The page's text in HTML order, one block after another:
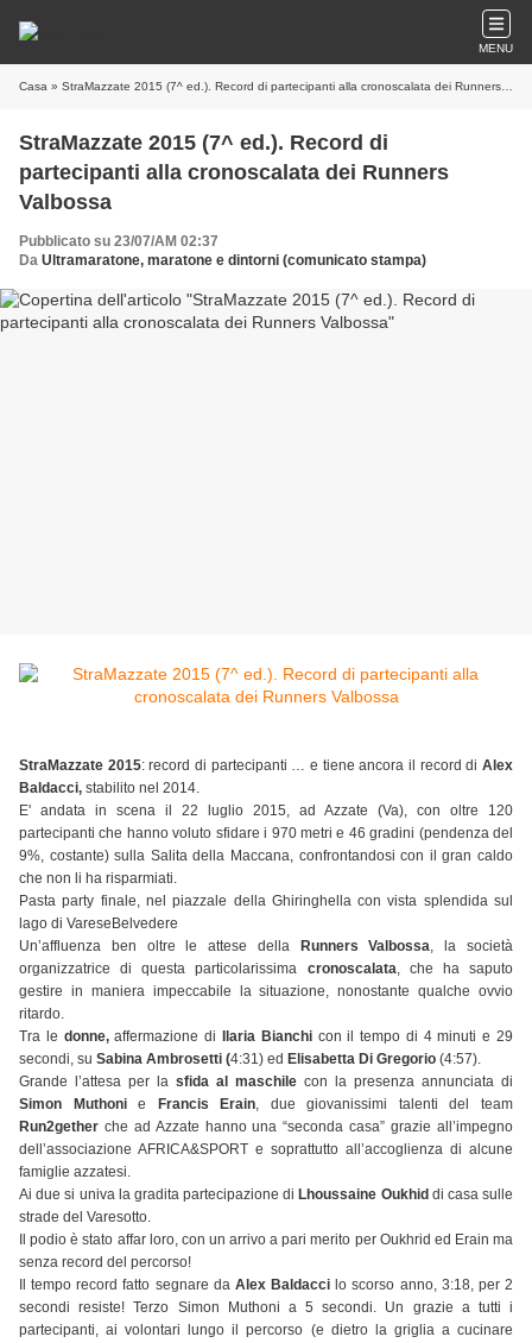
MENU
Casa » StraMazzate 2015 (7^ ed.). Record di partecipanti alla cronoscalata dei Runners Valbossa
StraMazzate 2015 (7^ ed.). Record di
partecipanti alla cronoscalata dei Runners
Valbossa
Pubblicato su 23/07/AM 02:37
Da Ultramaratone, maratone e dintorni (comunicato stampa)
StraMazzate 2015: record di partecipanti … e tiene ancora il record diAlex
Baldacci, stabilito nel 2014.
E' andata in scena il 22 luglio 2015, ad Azzate (Va), con oltre 120
partecipanti che hanno voluto sfidare i 970 metri e 46 gradini (pendenza del
9%, costante) sulla Salita della Maccana, confrontandosi con il gran caldo
che non li ha risparmiati.
Pasta party finale, nel piazzale della Ghiringhella con vista splendida sul
lago di VareseBelvedere
Un’affluenza ben oltre le attese della
Runners Valbossa, la società
organizzatrice di questa particolarissima cronoscalata, che ha saputo
gestire in maniera impeccabile la situazione, nonostante qualche ovvio
ritardo.
Tra le donne,affermazione di Ilaria Bianchi con il tempo di 4 minuti e 29
secondi, su Sabina Ambrosetti (4:31) ed Elisabetta Di Gregorio (4:57).
Grande l’attesa per la sfida al maschile con la presenza annunciata di
Simon Muthonie Francis Erain, due giovanissimi talenti del team
Run2gether che ad Azzate hanno una “seconda casa” grazie all’impegno
dell’associazione AFRICA&SPORT e soprattutto all’accoglienza di alcune
famiglie azzatesi.
Ai due si univa la gradita partecipazione di Lhoussaine Oukhid di casa sulle
strade del Varesotto.
Il podio è stato affar loro, con un arrivo a pari merito per Oukhrid ed Erain ma
senza record del percorso!
Il tempo record fatto segnare da Alex Baldacci lo scorso anno, 3:18, per 2
secondi resiste! Terzo Simon Muthoni a 5 secondi. Un grazie a tutti i
partecipanti, ai volontari lungo il percorso (e dietro la griglia a cucinare